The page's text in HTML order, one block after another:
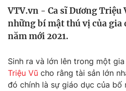
Thế giới
Tin tức
Câu chuyện quốc tế
Kinh tế
Tài chính
Thị trường
Dữ liệu và đời sống
VTV.vn - Ca sĩ Dương Triệu
những bí mật thú vị của
năm mới 2021.
Sinh ra và lớn lên trong một
Triệu Vũ cho rằng tài sản lớn
đó chính là sự giáo dục của bố